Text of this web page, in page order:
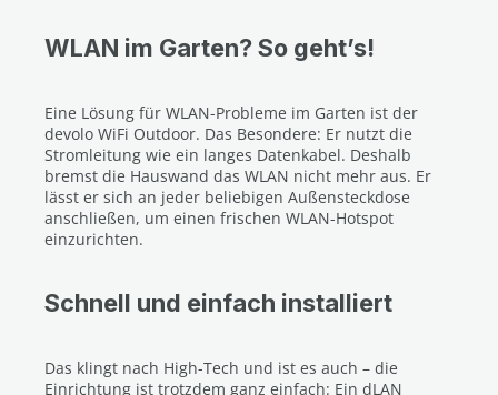
WLAN im Garten? So geht’s!
Eine Lösung für WLAN-Probleme im Garten ist der
devolo WiFi Outdoor. Das Besondere: Er nutzt die
Stromleitung wie ein langes Datenkabel. Deshalb
bremst die Hauswand das WLAN nicht mehr aus. Er
lässt er sich an jeder beliebigen Außensteckdose
anschließen, um einen frischen WLAN-Hotspot
einzurichten.
Schnell und einfach installiert
Das klingt nach High-Tech und ist es auch – die
Einrichtung ist trotzdem ganz einfach: Ein dLAN